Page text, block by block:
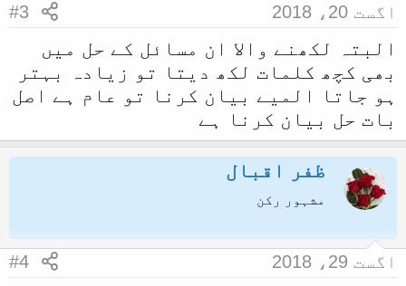
اگست 20، 2018 #3
البتہ لکھنے والا ان مسائل کے حل میں
بھی کچھ کلمات لکھ دیتا تو زیادہ بہتر
ہو جاتا المیے بیان کرنا تو عام ہے اصل
بات حل بیان کرنا ہے
ظفر اقبال
مشہور رکن
اگست 29، 2018 #4